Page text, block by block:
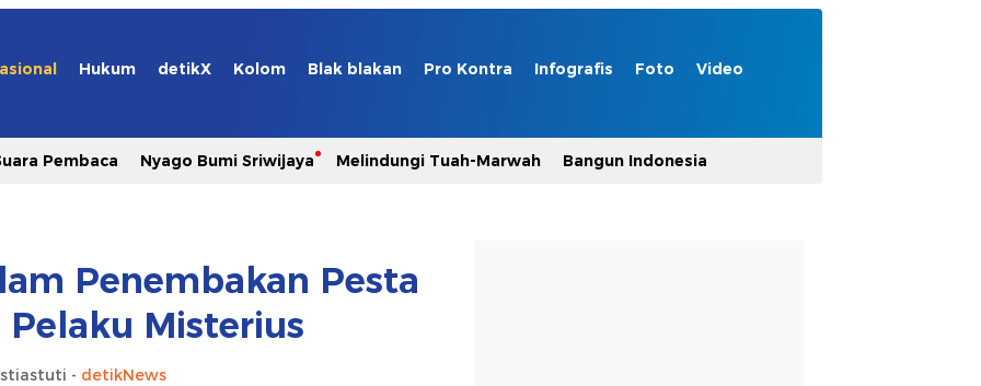
Hukum detikX Kolom Blak blakan Pro Kontra Infografis Foto Video
Pembaca Nyago Bumi Sriwijaya Melindungi Tuah-Marwah Bangun Indonesia
Penembakan Pesta
Pelaku Misterius
- detikNews